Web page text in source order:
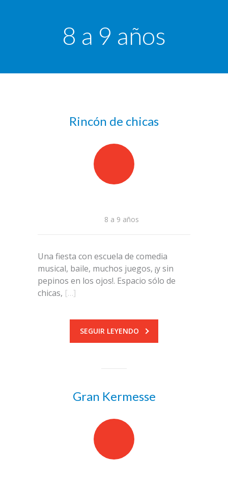
8 a 9 años
Rincón de chicas
8 a 9 años
Una fiesta con escuela de comedia
musical, baile, muchos juegos, ¡y sin
pepinos en los ojos!. Espacio sólo de
chicas, […]
SEGUIR LEYENDO
Gran Kermesse